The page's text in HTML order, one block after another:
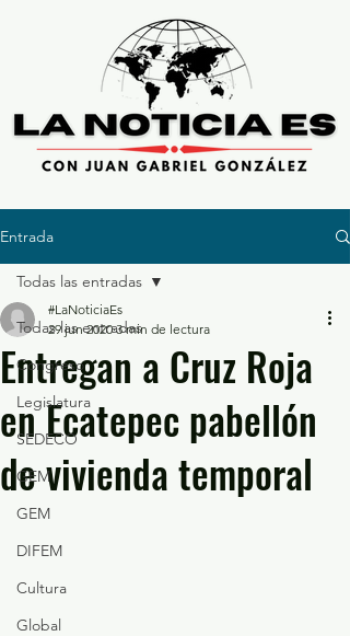
Entrada
Todas las entradas
Congreso
Legislatura
SEDECO
GEM
GEM
DIFEM
Cultura
Global
Todas las entradas
Entregan a Cruz Roja
en Ecatepec pabellón
de vivienda temporal
#LaNoticiaEs
29 jun 2020 3 min de lectura